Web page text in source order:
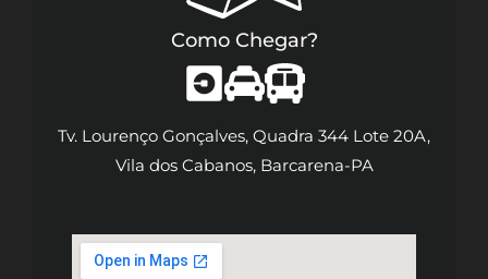
Como Chegar?
Tv. Lourenço Gonçalves, Quadra 344 Lote 20A,
Vila dos Cabanos, Barcarena-PA